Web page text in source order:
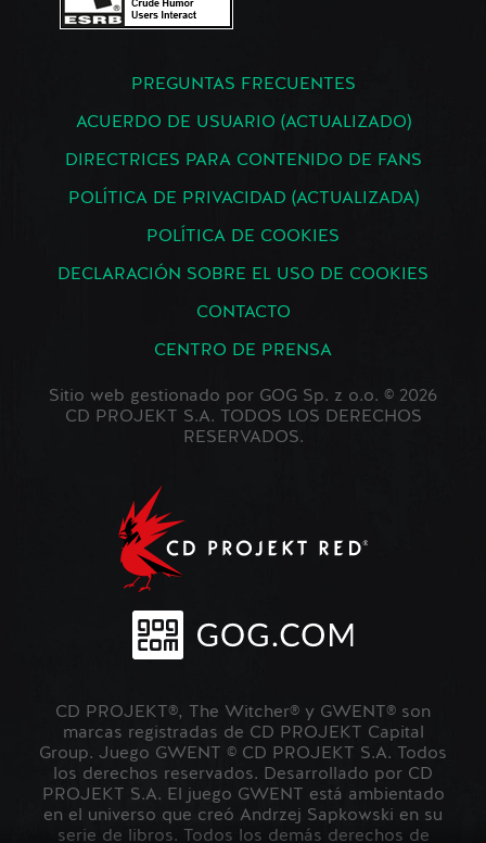
PREGUNTAS FRECUENTES
ACUERDO DE USUARIO (ACTUALIZADO)
DIRECTRICES PARA CONTENIDO DE FANS
POLÍTICA DE PRIVACIDAD (ACTUALIZADA)
POLÍTICA DE COOKIES
DECLARACIÓN SOBRE EL USO DE COOKIES
CONTACTO
CENTRO DE PRENSA
Sitio web gestionado por GOG Sp. z o.o. © 2026
CD PROJEKT S.A. TODOS LOS DERECHOS
RESERVADOS.
CD PROJEKT®, The Witcher® y GWENT® son
marcas registradas de CD PROJEKT Capital
Group. Juego GWENT © CD PROJEKT S.A. Todos
los derechos reservados. Desarrollado por CD
PROJEKT S.A. El juego GWENT está ambientado
en el universo que creó Andrzej Sapkowski en su
serie de libros. Todos los demás derechos de